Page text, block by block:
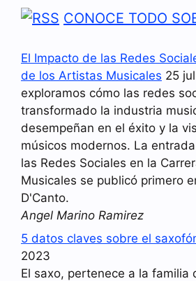
CONOCE TODO
El Impacto de las Redes
de los Artistas Musicales 25
exploramos cómo las redes
transformado la industria
desempeñan en el éxito y la
músicos modernos. La
las Redes Sociales en la
Musicales se publicó primero
D'Canto.
Angel Marino Ramirez
5 datos claves sobre el
2023
El saxo, pertenece a la familia